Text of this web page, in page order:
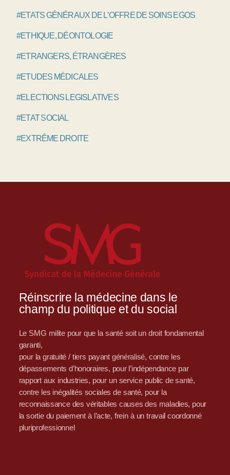
#ETATS GÉNÉRAUX DE L’OFFRE DE SOINS EGOS
#ETHIQUE, DÉONTOLOGIE
#ETRANGERS, ÉTRANGÈRES
#ETUDES MÉDICALES
#ELECTIONS LEGISLATIVES
#ETAT SOCIAL
#EXTRÊME DROITE
Réinscrire la médecine dans le
champ du politique et du social
Le SMG milite pour que la santé soit un droit fondamental
garanti,
pour la gratuité / tiers payant généralisé, contre les
dépassements d’honoraires, pour l’indépendance par
rapport aux industries, pour un service public de santé,
contre les inégalités sociales de santé, pour la
reconnaissance des véritables causes des maladies, pour
la sortie du paiement à l’acte, frein à un travail coordonné
pluriprofessionnel